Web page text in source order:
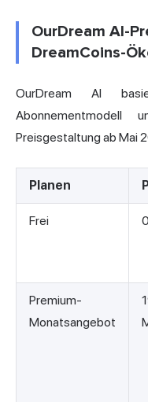
OurDream AI-
DreamCoins-
OurDream AI
Abonnementmodell
Preisgestaltung ab Mai
Planen
Frei
Premium-
Monatsangebot